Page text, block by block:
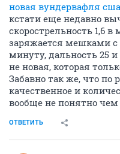
новая вундервафля сша
кстати еще недавно
скорострельность 1,6
заряжается мешками
минуту, дальность 25 и
не новая, которая
Забавно так же, что по
качественное и
вообще не понятно чем
ОТВЕТИТЬ